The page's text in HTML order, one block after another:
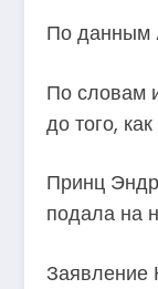
По данным
По словам
до того,
Принц
подала на
Заявление